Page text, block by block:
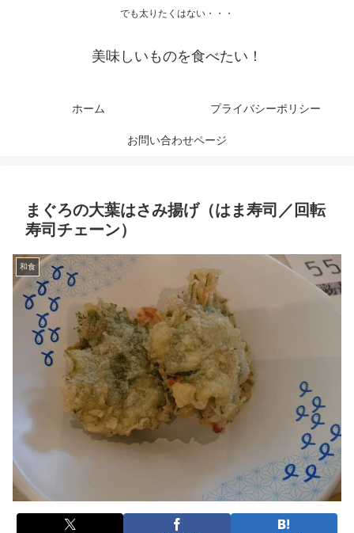
でも太りたくはない・・・
美味しいものを食べたい！
ホーム プライバシーポリシー
お問い合わせページ
まぐろの大葉はさみ揚げ（はま寿司／回転
寿司チェーン）
和食